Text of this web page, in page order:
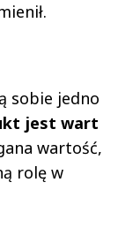
sobie jedno
jest wart
wartość,
rolę w